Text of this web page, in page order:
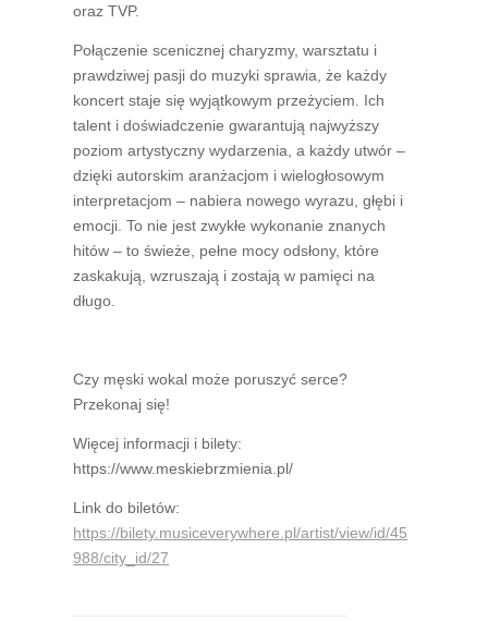
oraz TVP.
Połączenie scenicznej charyzmy, warsztatu i
prawdziwej pasji do muzyki sprawia, że każdy
koncert staje się wyjątkowym przeżyciem. Ich
talent i doświadczenie gwarantują najwyższy
poziom artystyczny wydarzenia, a każdy utwór –
dzięki autorskim aranżacjom i wielogłosowym
interpretacjom – nabiera nowego wyrazu, głębi i
emocji. To nie jest zwykłe wykonanie znanych
hitów – to świeże, pełne mocy odsłony, które
zaskakują, wzruszają i zostają w pamięci na
długo.
Czy męski wokal może poruszyć serce?
Przekonaj się!
Więcej informacji i bilety:
https://www.meskiebrzmienia.pl/
Link do biletów:
https://bilety.musiceverywhere.pl/artist/view/id/45
988/city_id/27